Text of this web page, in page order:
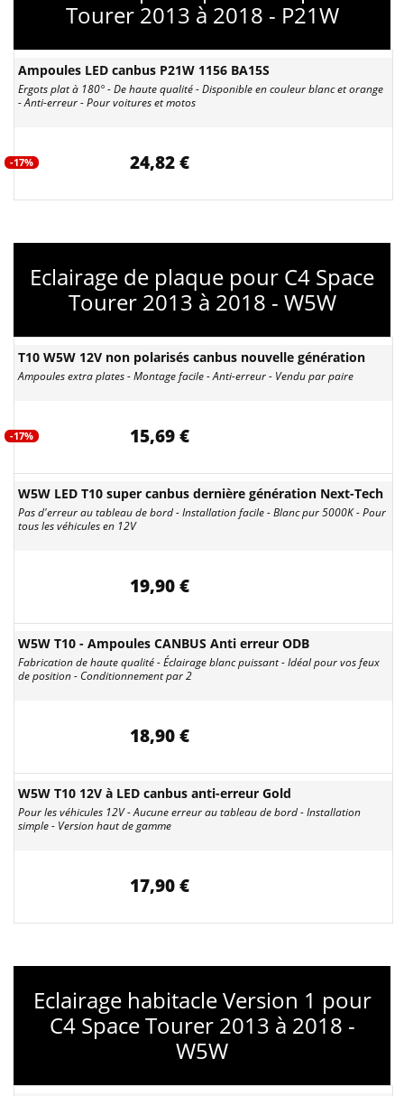
Tourer 2013 à 2018 - P21W
Ampoules LED canbus P21W 1156 BA15S
Ergots plat à 180° - De haute qualité - Disponible en couleur blanc et orange
- Anti-erreur - Pour voitures et motos
-17% 24,82 €
Eclairage de plaque pour C4 Space
Tourer 2013 à 2018 - W5W
T10 W5W 12V non polarisés canbus nouvelle génération
Ampoules extra plates - Montage facile - Anti-erreur - Vendu par paire
-17% 15,69 €
W5W LED T10 super canbus dernière génération Next-Tech
Pas d'erreur au tableau de bord - Installation facile - Blanc pur 5000K - Pour
tous les véhicules en 12V
19,90 €
W5W T10 - Ampoules CANBUS Anti erreur ODB
Fabrication de haute qualité - Éclairage blanc puissant - Idéal pour vos feux
de position - Conditionnement par 2
18,90 €
W5W T10 12V à LED canbus anti-erreur Gold
Pour les véhicules 12V - Aucune erreur au tableau de bord - Installation
simple - Version haut de gamme
17,90 €
Eclairage habitacle Version 1 pour
C4 Space Tourer 2013 à 2018 -
W5W